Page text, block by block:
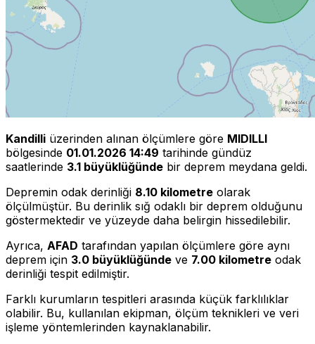
Kandilli üzerinden alınan ölçümlere göre MIDILLI
bölgesinde 01.01.2026 14:49 tarihinde gündüz
saatlerinde 3.1 büyüklüğünde bir deprem meydana geldi.
Depremin odak derinliği 8.10 kilometre olarak
ölçülmüştür. Bu derinlik sığ odaklı bir deprem olduğunu
göstermektedir ve yüzeyde daha belirgin hissedilebilir.
Ayrıca, AFAD tarafından yapılan ölçümlere göre aynı
deprem için 3.0 büyüklüğünde ve 7.00 kilometre odak
derinliği tespit edilmiştir.
Farklı kurumların tespitleri arasında küçük farklılıklar
olabilir. Bu, kullanılan ekipman, ölçüm teknikleri ve veri
işleme yöntemlerinden kaynaklanabilir.